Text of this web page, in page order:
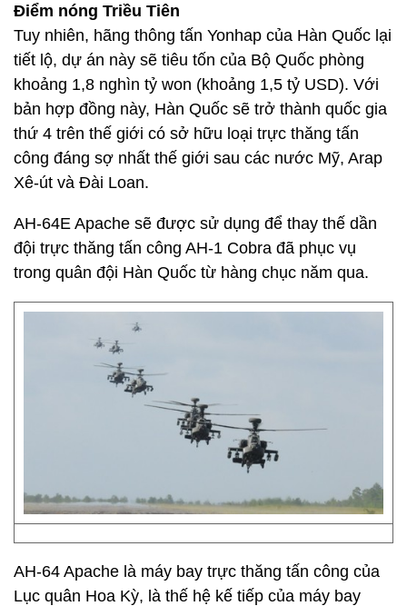
Điểm nóng Triều Tiên
Tuy nhiên, hãng thông tấn Yonhap của Hàn Quốc lại
tiết lộ, dự án này sẽ tiêu tốn của Bộ Quốc phòng
khoảng 1,8 nghìn tỷ won (khoảng 1,5 tỷ USD). Với
bản hợp đồng này, Hàn Quốc sẽ trở thành quốc gia
thứ 4 trên thế giới có sở hữu loại trực thăng tấn
công đáng sợ nhất thế giới sau các nước Mỹ, Arap
Xê-út và Đài Loan.
AH-64E Apache sẽ được sử dụng để thay thế dần
đội trực thăng tấn công AH-1 Cobra đã phục vụ
trong quân đội Hàn Quốc từ hàng chục năm qua.
AH-64 Apache là máy bay trực thăng tấn công của
Lục quân Hoa Kỳ, là thế hệ kế tiếp của máy bay